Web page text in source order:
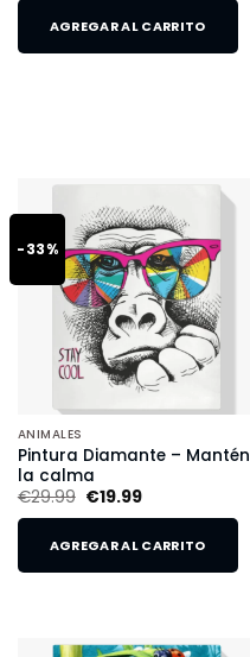
AGREGAR AL CARRITO
-33%
ANIMALES
Pintura Diamante – Mantén
la calma
€29.99 €19.99
AGREGAR AL CARRITO